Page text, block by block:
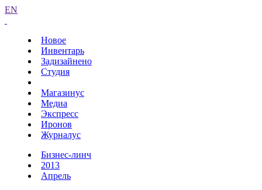
EN
Новое
Инвентарь
Задизайнено
Студия
Магазинус
Медиа
Экспресс
Иронов
Журналус
Бизнес-линч
2013
Апрель